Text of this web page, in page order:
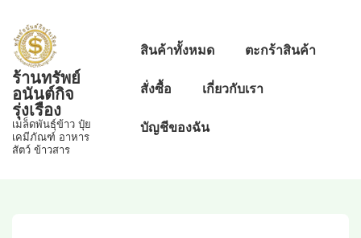
Skip
Main
Content
ร้านทรัพย์
อนันต์กิจ
รุ่งเรือง
เมล็ดพันธุ์ข้าว ปุ๋ย
เคมีภัณฑ์ อาหาร
สัตว์ ข้าวสาร
Main
สินค้าทั้งหมด ตะกร้าสินค้า
สั่งซื้อ เกี่ยวกับเรา
บัญชีของฉัน